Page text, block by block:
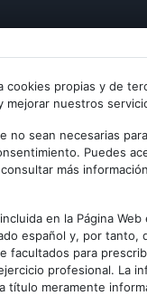
cookies propias y de
mejorar nuestros
no sean necesarias
Puedes
más
en la Página
español y, por tanto,
facultados para
profesional. La
título meramente
PUBLICIDAD